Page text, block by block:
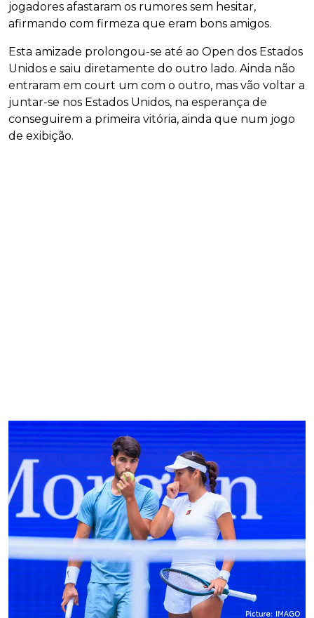
jogadores afastaram os rumores sem hesitar,
afirmando com firmeza que eram bons amigos.
Esta amizade prolongou-se até ao Open dos Estados
Unidos e saiu diretamente do outro lado. Ainda não
entraram em court um com o outro, mas vão voltar a
juntar-se nos Estados Unidos, na esperança de
conseguirem a primeira vitória, ainda que num jogo
de exibição.